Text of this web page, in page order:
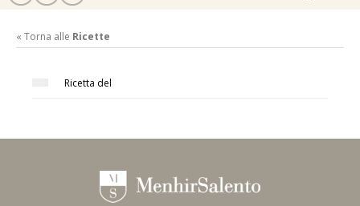
« Torna alle Ricette
Ricetta del